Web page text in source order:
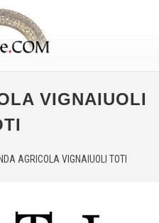
VIGNAIUOLI
AGRICOLA VIGNAIUOLI TOTI